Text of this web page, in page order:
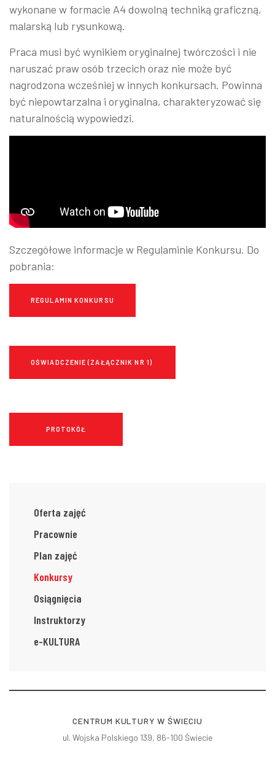
wykonane w formacie A4 dowolną techniką graficzną,
malarską lub rysunkową.
Praca musi być wynikiem oryginalnej twórczości i nie
naruszać praw osób trzecich oraz nie może być
nagrodzona wcześniej w innych konkursach. Powinna
być niepowtarzalna i oryginalna, charakteryzować się
naturalnością wypowiedzi.
Szczegółowe informacje w Regulaminie Konkursu. Do
pobrania:
REGULAMIN KONKURSU
OŚWIADCZENIE (ZAŁĄCZNIK NR 1)
PROTOKÓŁ
Oferta zajęć
Pracownie
Plan zajęć
Konkursy
Osiągnięcia
Instruktorzy
e-KULTURA
CENTRUM KULTURY W ŚWIECIU
ul. Wojska Polskiego 139, 86-100 Świecie